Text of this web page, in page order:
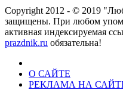
Copyright 2012 - © 2019
защищены. При любом
активная индексируемая
prazdnik.ru обязательна!
О САЙТЕ
РЕКЛАМА НА